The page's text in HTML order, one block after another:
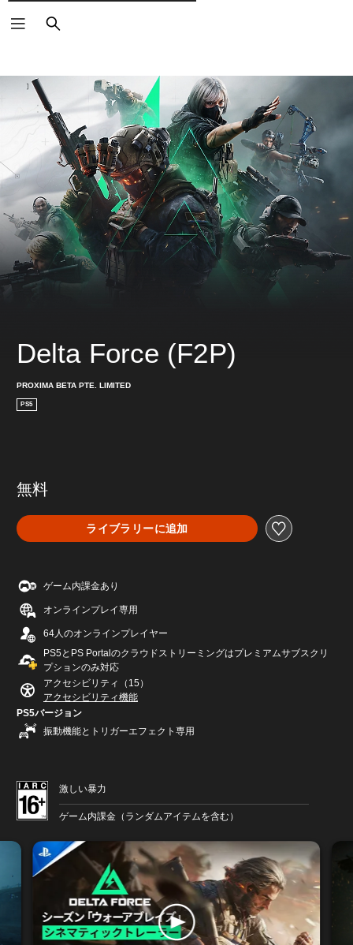
検
索
Delta Force (F2P)
PROXIMA BETA PTE. LIMITED
PS5
無料
ライブラリーに追加
ゲーム内課金あり
オンラインプレイ専用
64人のオンラインプレイヤー
PS5とPS Portalのクラウドストリーミングはプレミアムサブスクリ
プションのみ対応
アクセシビリティ（15）
アクセシビリティ機能
PS5バージョン
振動機能とトリガーエフェクト専用
激しい暴力
ゲーム内課金（ランダムアイテムを含む）